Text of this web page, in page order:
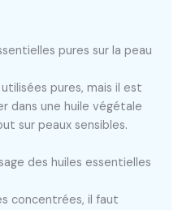
pures sur la peau
pures, mais il est
dans une huile végétale
sur peaux sensibles.
des huiles essentielles
concentrées, il faut